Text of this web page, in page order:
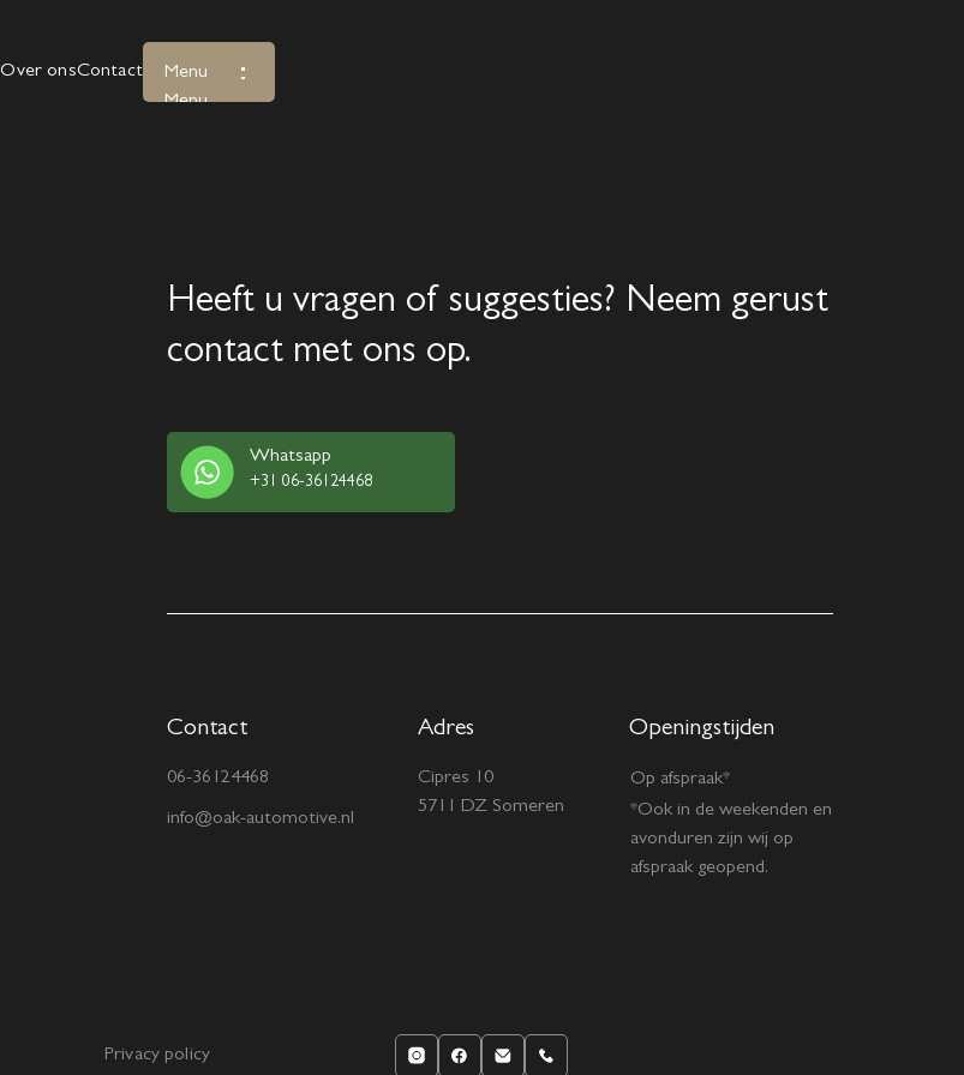
Over onsContact
Menu
Menu
Diensten
Heeft u vragen of suggesties? Neem gerust
contact met ons op.
Whatsapp
+31 06-36124468
Contact
06-36124468
info@oak-automotive.nl
Adres
Cipres 10
5711 DZ Someren
Openingstijden
Op afspraak*
*Ook in de weekenden en
avonduren zijn wij op
afspraak geopend.
Privacy policy